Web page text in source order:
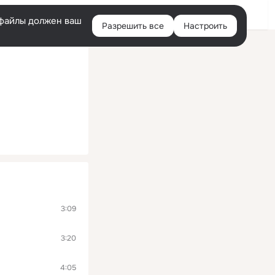
Войти
должен ваш Разрешить все Настроить
3:09
3:20
4:05